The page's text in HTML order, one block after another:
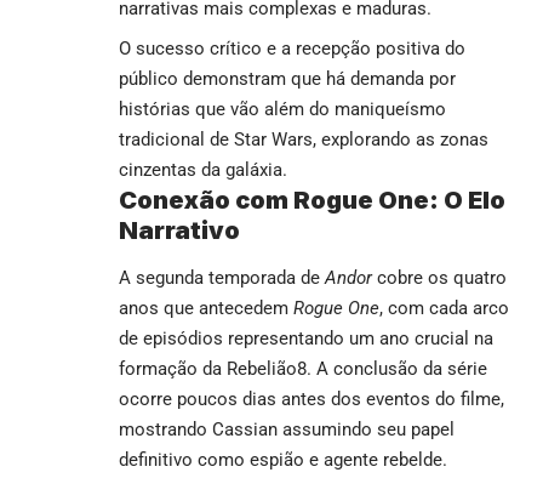
narrativas mais complexas e maduras.
O sucesso crítico e a recepção positiva do
público demonstram que há demanda por
histórias que vão além do maniqueísmo
tradicional de Star Wars, explorando as zonas
cinzentas da galáxia.
Conexão com Rogue One: O Elo
Narrativo
A segunda temporada deAndorcobre os quatro
anos que antecedem Rogue One, com cada arco
de episódios representando um ano crucial na
formação da Rebelião8. A conclusão da série
ocorre poucos dias antes dos eventos do filme,
mostrando Cassian assumindo seu papel
definitivo como espião e agente rebelde.